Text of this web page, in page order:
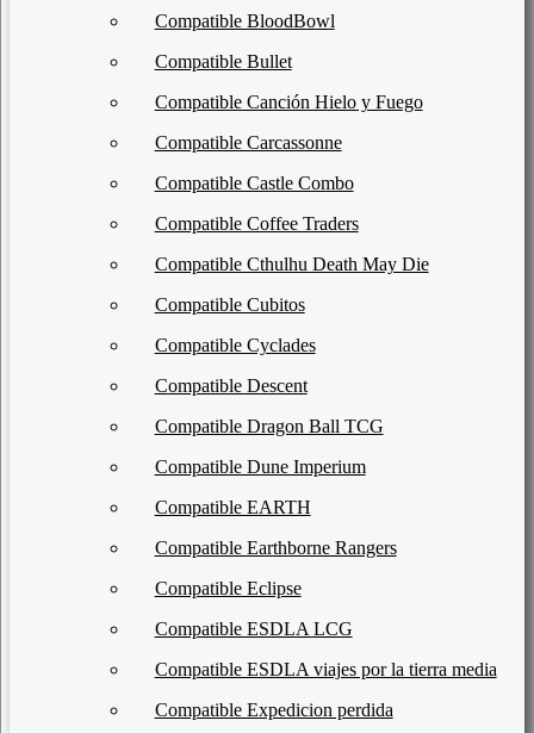
Compatible BloodBowl
Compatible Bullet
Compatible Canción Hielo y Fuego
Compatible Carcassonne
Compatible Castle Combo
Compatible Coffee Traders
Compatible Cthulhu Death May Die
Compatible Cubitos
Compatible Cyclades
Compatible Descent
Compatible Dragon Ball TCG
Compatible Dune Imperium
Compatible EARTH
Compatible Earthborne Rangers
Compatible Eclipse
Compatible ESDLA LCG
Compatible ESDLA viajes por la tierra media
Compatible Expedicion perdida